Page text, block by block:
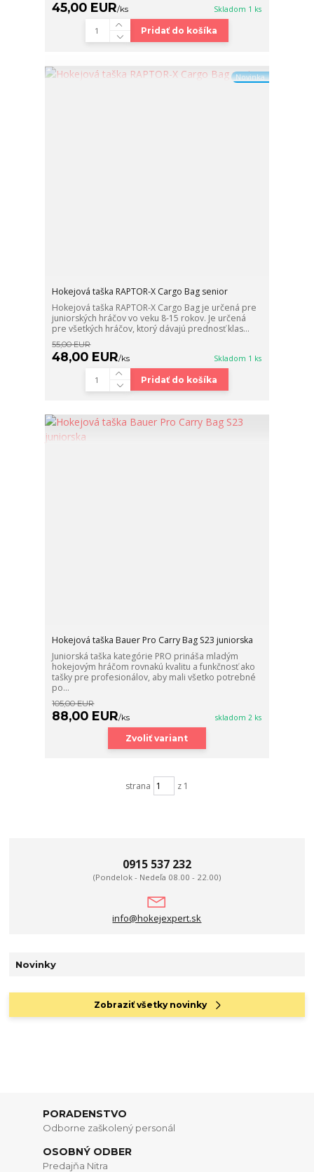
45,00 EUR/ks Skladom 1 ks
Pridať do košíka
Novinka
Hokejová taška RAPTOR-X Cargo Bag senior
Hokejová taška RAPTOR-X Cargo Bag je určená pre
juniorských hráčov vo veku 8-15 rokov. Je určená
pre všetkých hráčov, ktorý dávajú prednosť klas...
55,00 EUR
48,00 EUR/ks Skladom 1 ks
Pridať do košíka
Hokejová taška Bauer Pro Carry Bag S23 juniorska
Juniorská taška kategórie PRO prináša mladým
hokejovým hráčom rovnakú kvalitu a funkčnosť ako
tašky pre profesionálov, aby mali všetko potrebné
po...
105,00 EUR
88,00 EUR/ks skladom 2 ks
Zvoliť variant
strana z 1
0915 537 232
(Pondelok - Nedeľa 08.00 - 22.00)
info@hokejexpert.sk
Novinky
Zobraziť všetky novinky
PORADENSTVO
Odborne zaškolený personál
OSOBNÝ ODBER
Predajňa Nitra